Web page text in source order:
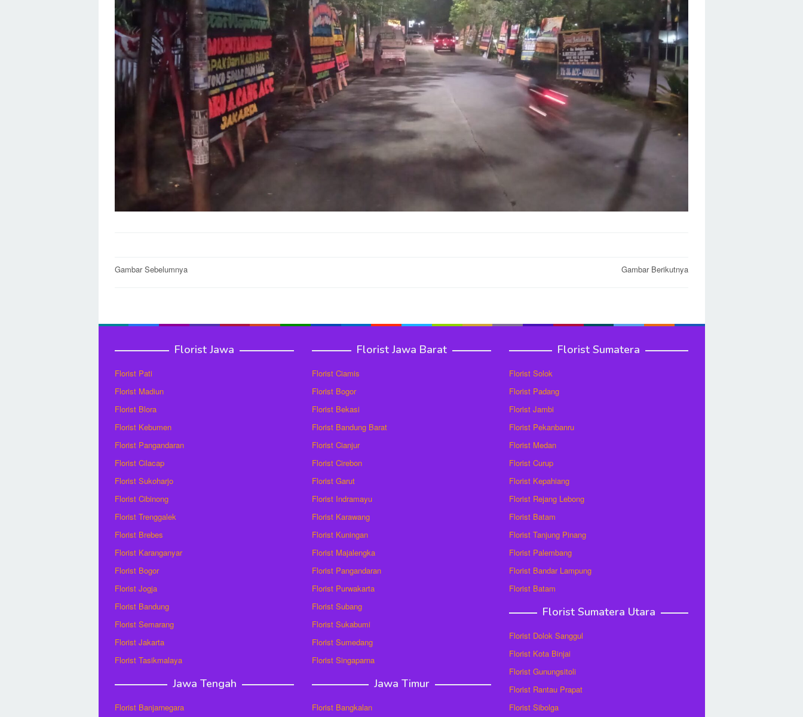
Post
Gambar Sebelumnya Gambar Berikutnya
Florist Jawa
Florist Pati
Florist Madiun
Florist Blora
Florist Kebumen
Florist Pangandaran
Florist Cilacap
Florist Sukoharjo
Florist Cibinong
Florist Trenggalek
Florist Brebes
Florist Karanganyar
Florist Bogor
Florist Jogja
Florist Bandung
Florist Semarang
Florist Jakarta
Florist Tasikmalaya
Jawa Tengah
Florist Banjarnegara
Florist Jawa Barat
Florist Ciamis
Florist Bogor
Florist Bekasi
Florist Bandung Barat
Florist Cianjur
Florist Cirebon
Florist Garut
Florist Indramayu
Florist Karawang
Florist Kuningan
Florist Majalengka
Florist Pangandaran
Florist Purwakarta
Florist Subang
Florist Sukabumi
Florist Sumedang
Florist Singaparna
Jawa Timur
Florist Bangkalan
Florist Sumatera
Florist Solok
Florist Padang
Florist Jambi
Florist Pekanbanru
Florist Medan
Florist Curup
Florist Kepahiang
Florist Rejang Lebong
Florist Batam
Florist Tanjung Pinang
Florist Palembang
Florist Bandar Lampung
Florist Batam
Florist Sumatera Utara
Florist Dolok Sanggul
Florist Kota Binjai
Florist Gunungsitoli
Florist Rantau Prapat
Florist Sibolga